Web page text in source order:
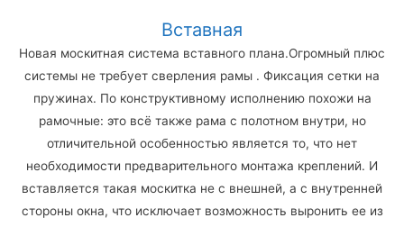
Вставная
Новая москитная система вставного плана.Огромный плюс
системы не требует сверления рамы . Фиксация сетки на
пружинах. По конструктивному исполнению похожи на
рамочные: это всё также рама с полотном внутри, но
отличительной особенностью является то, что нет
необходимости предварительного монтажа креплений. И
вставляется такая москитка не с внешней, а с внутренней
стороны окна, что исключает возможность выронить ее из